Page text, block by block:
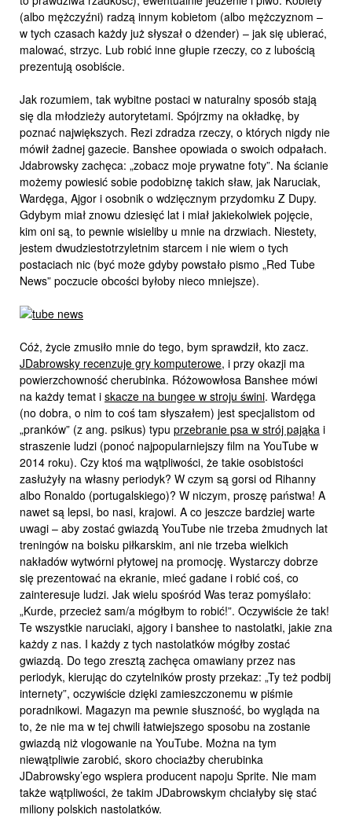
(albo mężczyźni) radzą innym kobietom (albo mężczyznom –
w tych czasach każdy już słyszał o dżender) – jak się ubierać,
malować, strzyc. Lub robić inne głupie rzeczy, co z lubością
prezentują osobiście.
Jak rozumiem, tak wybitne postaci w naturalny sposób stają
się dla młodzieży autorytetami. Spójrzmy na okładkę, by
poznać największych. Rezi zdradza rzeczy, o których nigdy nie
mówił żadnej gazecie. Banshee opowiada o swoich odpałach.
Jdabrowsky zachęca: „zobacz moje prywatne foty”. Na ścianie
możemy powiesić sobie podobiznę takich sław, jak Naruciak,
Wardęga, Ajgor i osobnik o wdzięcznym przydomku Z Dupy.
Gdybym miał znowu dziesięć lat i miał jakiekolwiek pojęcie,
kim oni są, to pewnie wisieliby u mnie na drzwiach. Niestety,
jestem dwudziestotrzyletnim starcem i nie wiem o tych
postaciach nic (być może gdyby powstało pismo „Red Tube
News” poczucie obcości byłoby nieco mniejsze).
Cóż, życie zmusiło mnie do tego, bym sprawdził, kto zacz.
JDabrowsky recenzuje gry komputerowe, i przy okazji ma
powierzchowność cherubinka. Różowowłosa Banshee mówi
na każdy temat i skacze na bungee w stroju świni. Wardęga
(no dobra, o nim to coś tam słyszałem) jest specjalistom od
„pranków” (z ang. psikus) typu przebranie psa w strój pająka i
straszenie ludzi (ponoć najpopularniejszy film na YouTube w
2014 roku). Czy ktoś ma wątpliwości, że takie osobistości
zasłużyły na własny periodyk? W czym są gorsi od Rihanny
albo Ronaldo (portugalskiego)? W niczym, proszę państwa! A
nawet są lepsi, bo nasi, krajowi. A co jeszcze bardziej warte
uwagi – aby zostać gwiazdą YouTube nie trzeba żmudnych lat
treningów na boisku piłkarskim, ani nie trzeba wielkich
nakładów wytwórni płytowej na promocję. Wystarczy dobrze
się prezentować na ekranie, mieć gadane i robić coś, co
zainteresuje ludzi. Jak wielu spośród Was teraz pomyślało:
„Kurde, przecież sam/a mógłbym to robić!”. Oczywiście że tak!
Te wszystkie naruciaki, ajgory i banshee to nastolatki, jakie zna
każdy z nas. I każdy z tych nastolatków mógłby zostać
gwiazdą. Do tego zresztą zachęca omawiany przez nas
periodyk, kierując do czytelników prosty przekaz: „Ty też podbij
internety”, oczywiście dzięki zamieszczonemu w piśmie
poradnikowi. Magazyn ma pewnie słuszność, bo wygląda na
to, że nie ma w tej chwili łatwiejszego sposobu na zostanie
gwiazdą niż vlogowanie na YouTube. Można na tym
niewątpliwie zarobić, skoro chociażby cherubinka
JDabrowsky’ego wspiera producent napoju Sprite. Nie mam
także wątpliwości, że takim JDabrowskym chciałyby się stać
miliony polskich nastolatków.